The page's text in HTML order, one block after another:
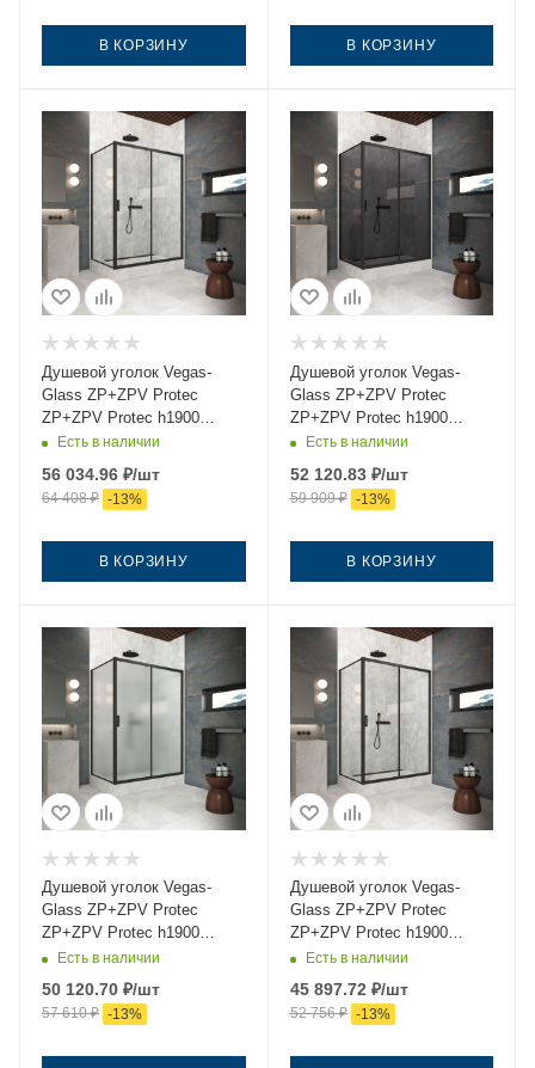
В КОРЗИНУ В КОРЗИНУ
Душевой уголок Vegas-
Glass ZP+ZPV Protec
ZP+ZPV Protec h1900
105*70 02М crystalvision
профиль черный без
поддона
Есть в наличии
56 034.96 ₽/шт
64 408₽ -13%
В КОРЗИНУ
Душевой уголок Vegas-
Glass ZP+ZPV Protec
ZP+ZPV Protec h1900
105*70 02М 07 105х70
профиль черный без
поддона
Есть в наличии
52 120.83₽/шт
59 909₽ -13%
В КОРЗИНУ
Душевой уголок Vegas-
Glass ZP+ZPV Protec
ZP+ZPV Protec h1900
105*70 02М 10 105х70
стекло матовое профиль
черный без поддона
Есть в наличии
50 120.70 ₽/шт
57 610₽ -13%
Душевой уголок Vegas-
Glass ZP+ZPV Protec
ZP+ZPV Protec h1900
105*70 02М 01 105х70
стекло прозрачное
профиль черный без
поддона
Есть в наличии
45 897.72 ₽/шт
52 756₽ -13%